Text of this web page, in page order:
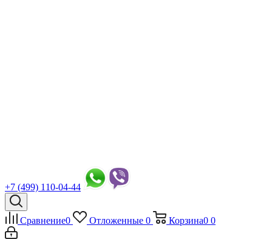
+7 (499) 110-04-44
Сравнение0 Отложенные 0 Корзина0 0